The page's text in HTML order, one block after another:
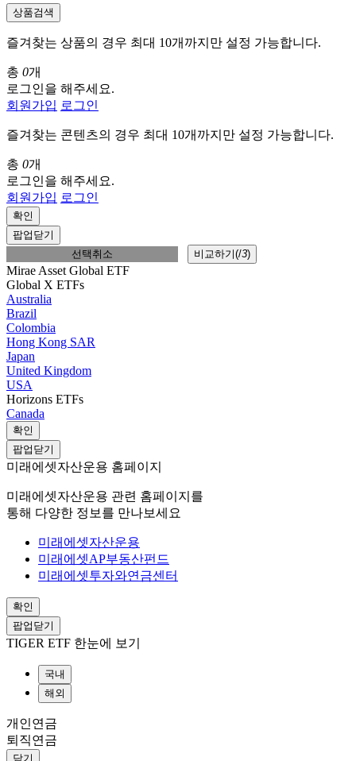
상품검색
즐겨찾는 상품의 경우 최대 10개까지만 설정 가능합니다.
총 0개
로그인을 해주세요.
회원가입 로그인
즐겨찾는 콘텐츠의 경우 최대 10개까지만 설정 가능합니다.
총 0개
로그인을 해주세요.
회원가입 로그인
확인
팝업닫기
선택취소
비교하기(/3)
Mirae Asset Global ETF
Global X ETFs
Australia
Brazil
Colombia
Hong Kong SAR
Japan
United Kingdom
USA
Horizons ETFs
Canada
확인
팝업닫기
미래에셋자산운용 홈페이지
미래에셋자산운용 관련 홈페이지를
통해 다양한 정보를 만나보세요
미래에셋자산운용
미래에셋AP부동산펀드
미래에셋투자와연금센터
확인
팝업닫기
TIGER ETF 한눈에 보기
국내
해외
개인연금
퇴직연금
닫기